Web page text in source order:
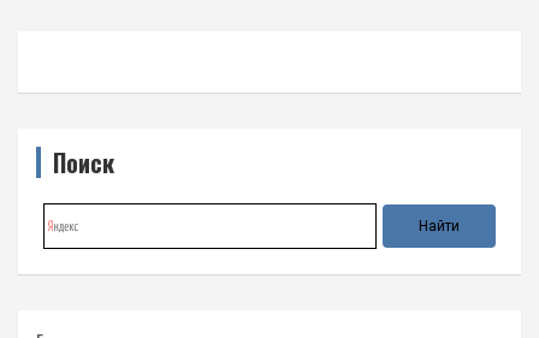
Поиск